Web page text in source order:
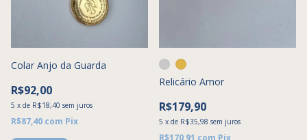
Colar Anjo da Guarda
R$92,00
5 x de R$18,40 sem juros
R$87,40 com Pix
Relicário Amor
R$179,90
5 x de R$35,98 sem juros
R$170,91 com Pix